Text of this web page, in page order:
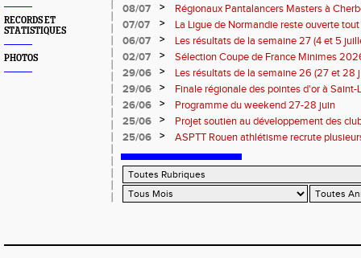
RECORDS ET
STATISTIQUES
PHOTOS
08/07
>
Régionaux Pantalancers Masters à
07/07
>
La Ligue de Normandie reste ouverte tout
06/07
>
Les résultats de la semaine 27 (4 et 5
02/07
>
Sélection Coupe de France Minimes
29/06
>
Les résultats de la semaine 26 (27 et 28
29/06
>
Finale régionale des pointes d'or à
informations
26/06 >
Programme du weekend 27-28 juin
25/06
>
Projet soutien au développement des
25/06
> ASPTT Rouen athlétisme recrute